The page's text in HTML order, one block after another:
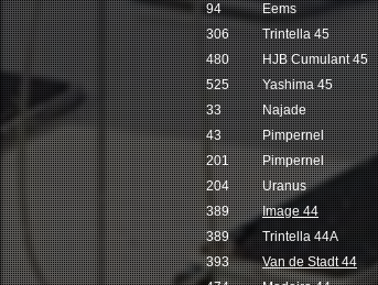
94
Eems
306
Trintella 45
480
HJB Cumulant 45
525
Yashima 45
33
Najade
43
Pimpernel
201
Pimpernel
204
Uranus
389
Image 44
389
Trintella 44A
393
Van de Stadt 44